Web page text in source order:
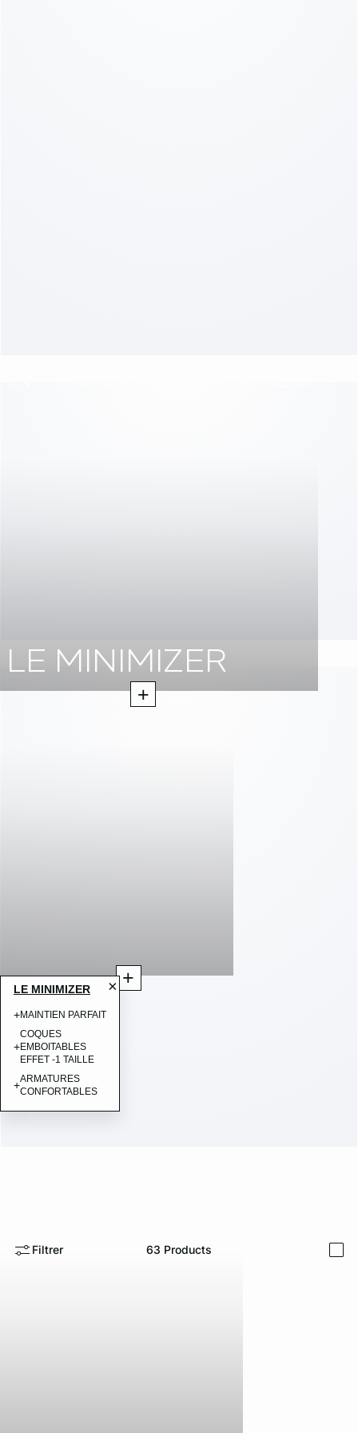
+
LE MINIMIZER
+
×
LE MINIMIZER
+MAINTIEN PARFAIT
+
COQUES
EMBOITABLES
EFFET -1 TAILLE
+ARMATURES
CONFORTABLES
Filtrer 63 Products